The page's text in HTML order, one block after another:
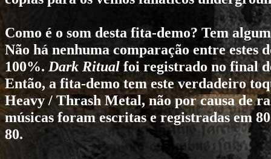
Como é o som desta fita-demo? Tem
Não há nenhuma comparação entre estes
100%. Dark Ritual foi registrado no final
Então, a fita-demo tem este verdadeiro
Heavy / Thrash Metal, não por causa de
músicas foram escritas e registradas em
80.